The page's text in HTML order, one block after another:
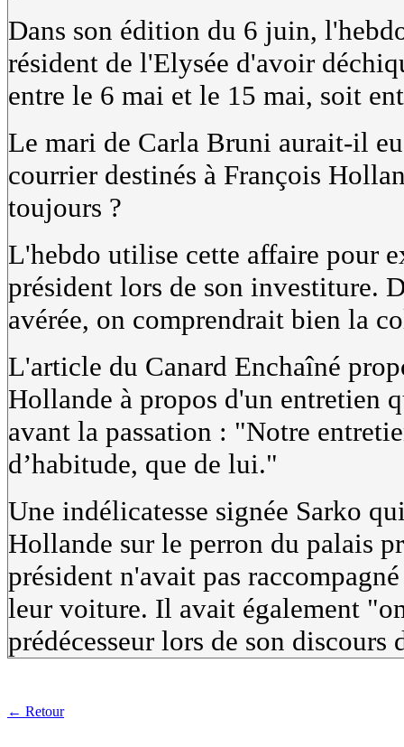
Dans son édition du 6 juin,
résident de l'Elysée d'avoir
entre le 6 mai et le 15 mai, soit
Le mari de Carla Bruni aurait-il
courrier destinés à François
toujours ?
L'hebdo utilise cette affaire pour
président lors de son investiture.
avérée, on comprendrait bien la
L'article du Canard Enchaîné
Hollande à propos d'un entretien
avant la passation : "Notre
d’habitude, que de lui."
Une indélicatesse signée Sarko
Hollande sur le perron du palais
président n'avait pas
leur voiture. Il avait également
prédécesseur lors de son discours
← Retour